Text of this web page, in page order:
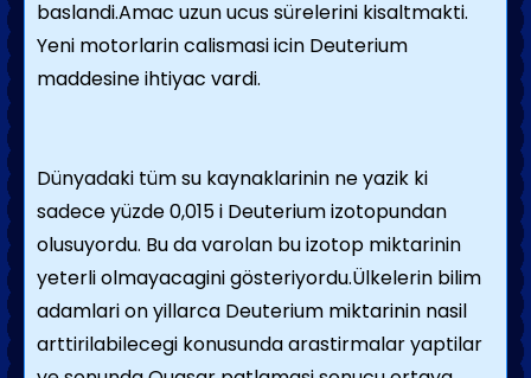
baslandi.Amac uzun ucus sürelerini kisaltmakti.
Yeni motorlarin calismasi icin Deuterium
maddesine ihtiyac vardi.
Dünyadaki tüm su kaynaklarinin ne yazik ki
sadece yüzde 0,015 i Deuterium izotopundan
olusuyordu. Bu da varolan bu izotop miktarinin
yeterli olmayacagini gösteriyordu.Ülkelerin bilim
adamlari on yillarca Deuterium miktarinin nasil
arttirilabilecegi konusunda arastirmalar yaptilar